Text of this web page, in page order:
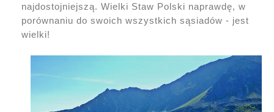
najdostojniejszą. Wielki Staw Polski naprawdę, w
porównaniu do swoich wszystkich sąsiadów - jest
wielki!